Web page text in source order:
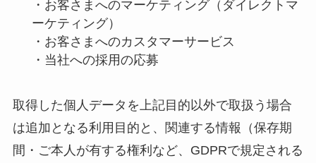
・お客さまへのマーケティング（ダイレクトマ
ーケティング）
・お客さまへのカスタマーサービス
・当社への採用の応募
取得した個人データを上記目的以外で取扱う場合
は追加となる利用目的と、関連する情報（保存期
間・ご本人が有する権利など、GDPRで規定される